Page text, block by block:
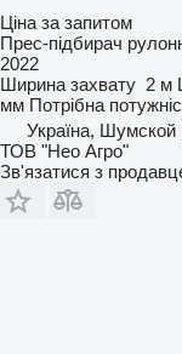
Ціна за запитом
Прес-підбирач
2022
Ширина захвату 2 м
мм Потрібна
Україна,
ТОВ "Нео Агро"
Зв'язатися з